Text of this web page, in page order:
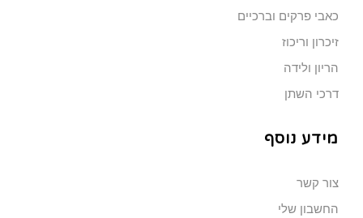
כאבי פרקים וברכיים
זיכרון וריכוז
הריון ולידה
דרכי השתן
מידע נוסף
צור קשר
החשבון שלי